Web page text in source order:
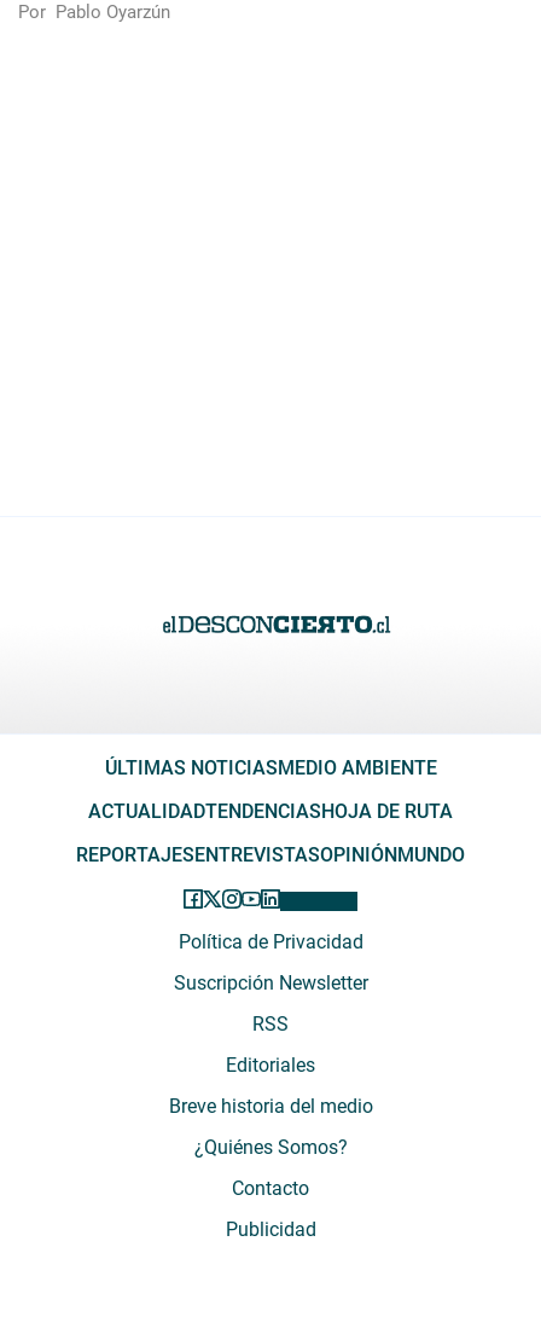
Por Pablo Oyarzún
ÚLTIMAS NOTICIASMEDIO AMBIENTE
ACTUALIDADTENDENCIASHOJA DE RUTA
REPORTAJESENTREVISTASOPINIÓNMUNDO
Política de Privacidad
Suscripción Newsletter
RSS
Editoriales
Breve historia del medio
¿Quiénes Somos?
Contacto
Publicidad